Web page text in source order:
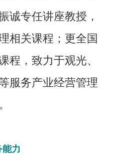
诚专任讲座教授，
相关课程；更全国
程，致力于观光、
服务产业经营管理
力